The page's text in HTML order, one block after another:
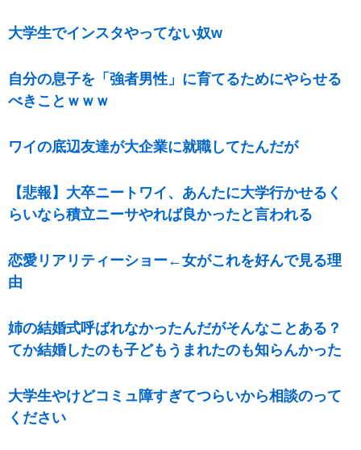
大学生でインスタやってない奴w
自分の息子を「強者男性」に育てるためにやらせる
べきことｗｗｗ
ワイの底辺友達が大企業に就職してたんだが
【悲報】大卒ニートワイ、あんたに大学行かせるく
らいなら積立ニーサやれば良かったと言われる
恋愛リアリティーショー←女がこれを好んで見る理
由
姉の結婚式呼ばれなかったんだがそんなことある？
てか結婚したのも子どもうまれたのも知らんかった
大学生やけどコミュ障すぎてつらいから相談のって
ください